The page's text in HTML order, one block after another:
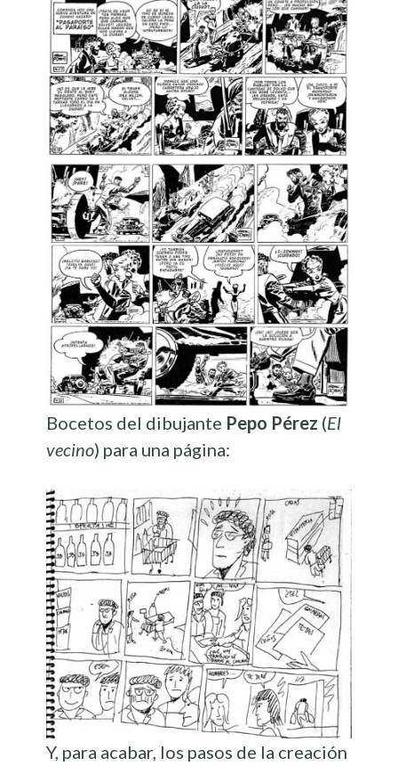
Bocetos del dibujante Pepo Pérez (El
vecino) para una página:
Y, para acabar, los pasos de la creación